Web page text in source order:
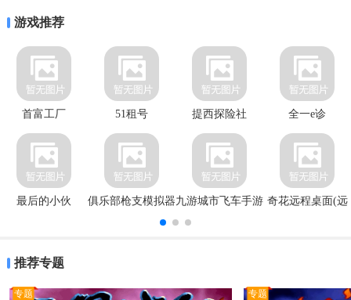
游戏推荐
首富工厂 51租号 提西探险社 全一e诊
最后的小伙 俱乐部枪支模拟器九游城市飞车手游 奇花远程桌面(远
推荐专题
专题 专题